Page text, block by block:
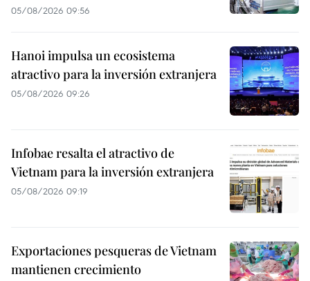
05/08/2026 09:56
Hanoi impulsa un ecosistema
atractivo para la inversión extranjera
05/08/2026 09:26
Infobae resalta el atractivo de
Vietnam para la inversión extranjera
05/08/2026 09:19
Exportaciones pesqueras de Vietnam
mantienen crecimiento